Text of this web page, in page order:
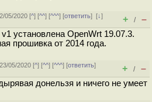
05/2020 [^] [^^] [^^^] [ответить][↓]
+ / –
установлена OpenWrt 19.07.3.
прошивка от 2014 года.
05/2020 [^] [^^] [^^^] [ответить]
+ / –
донельзя и ничего не умеет